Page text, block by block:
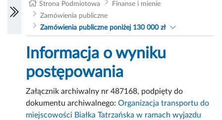
Strona Podmiotowa
Finanse i mienie
Zamówienia publiczne
Zamówienia publiczne poniżej 130 000 zł
Informacja o wyniku
postępowania
Załącznik archiwalny nr 487168, podpięty do
dokumentu archiwalnego:Organizacja transportu do
miejscowości Białka Tatrzańska w ramach wyjazdu